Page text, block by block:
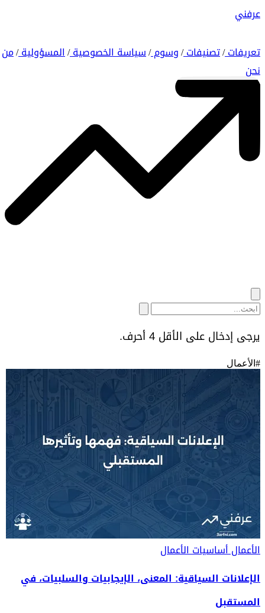
عرفني
تعريفات/ تصنيفات/ وسوم/ سياسة الخصوصية/ المسؤولية/ من
نحن
يرجى إدخال على الأقل 4 أحرف.
# الأعمال
الأعمالأساسيات الأعمال
الإعلانات السياقية: المعنى، الإيجابيات والسلبيات، في
المستقبل